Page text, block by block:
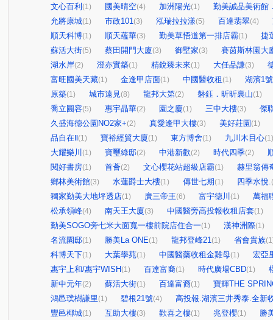
文心百利 (1) 國美晴空(4) 加洲陽光(1)
勤美誠品美術館
允將康城(1) 市政101(3) 泓瑞拉拉漾(5) 百達翡翠(4)
順天科博(1) 順天蘊華(3) 勤美草悟道第一排店霸(1)
捷
蘇活大街(5) 蔡田開門大廈(3) 御墅家(3)
賽茵斯林園大
湖水岸(2) 澄亦實築(1) 精銳臻未來(1) 大任品謙(3)
富旺國美天藏(1) 金逢甲店面(1) 中國醫收租 (1)
湖濱1
原築(1) 城市遠見(8) 龍邦大第(2) 磐鈺．昕昕裏山(1)
喬立圓容(5) 惠宇晶華(2) 園之廈(1) 三中大樓(3)
傑
久盛海德公園NO2家+(2) 真愛逢甲大樓(3) 美好莊園 (1)
品自在Ⅱ(1) 寶裕經貿大廈(1) 東方博舍(1) 九川木目心(1)
大耀樂川 (1) 寶璽綠邸(2) 中港新歡(2) 時代四季(2)
閱好書房(1) 首薈(2) 文心櫻花站超級店霸(1)
赫里翁傳
鄉林美術館(3) 水蓮爵士大樓(1) 傳世七期(1) 四季水悅.
獨家勤美大地坪透店(1) 廣三帝王(6) 富宇德川 (1)
萬福
松承領峰(4) 南天王大廈(3) 中國醫旁高投報收租店套(1)
勤美SOGO旁七米大面寬一樓前院店住合一(1) 漢神洲際(1)
名流園邸(1) 勝美La ONE(1) 龍邦登峰21(1) 省會貴族
科博天下(1) 大葉學苑(1) 中國醫藥收租金雞母(1)
宏亞
惠宇上和/惠宇WISH(1) 百達富裔(1) 時代廣場CBD(1)
新中元年(2) 蘇活大街(1) 百達富裔(1)
寶輝THE
鴻邑璞樹謙里(1) 碧根21號(4)
高投報.湖濱三井秀泰.全新
豐邑椰城(1) 互助大樓(3) 歡喜之樓(1) 兆登櫻(1)
勝